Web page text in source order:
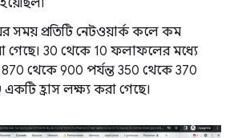
সময় প্রতিটি নেটওয়ার্ক কলে কম
30 থেকে 10 ফলাফলের মধ্যে
থেকে 900 পর্যন্ত 350 থেকে 370
একটি হ্রাস লক্ষ্য করা গেছে।